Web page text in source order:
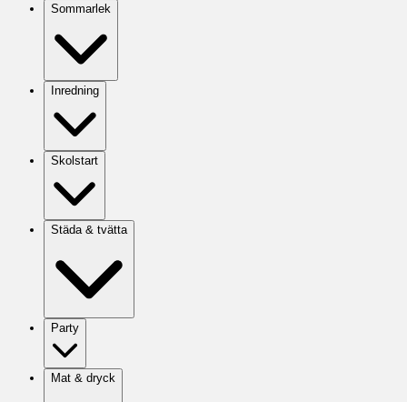
Sommarlek
Inredning
Skolstart
Städa & tvätta
Party
Mat & dryck